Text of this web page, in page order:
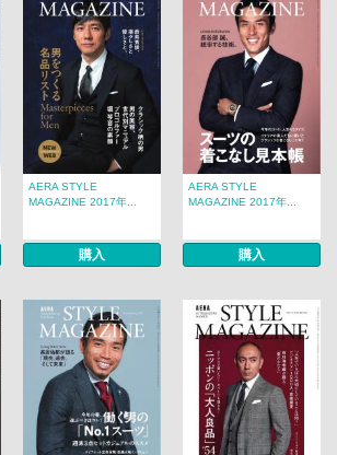
AERA STYLE
MAGAZINE 2017年...
購入
AERA STYLE
MAGAZINE 2017年...
購入